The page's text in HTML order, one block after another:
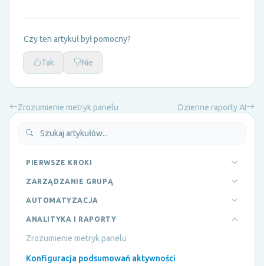
Czy ten artykuł był pomocny?
Tak Nie
Zrozumienie metryk panelu Dzienne raporty AI
PIERWSZE KROKI
ZARZĄDZANIE GRUPĄ
AUTOMATYZACJA
ANALITYKA I RAPORTY
Zrozumienie metryk panelu
Konfiguracja podsumowań aktywności